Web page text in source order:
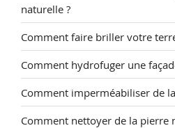
naturelle ?
Comment faire briller votre
Comment hydrofuger une
Comment imperméabiliser de
Comment nettoyer de la pierre